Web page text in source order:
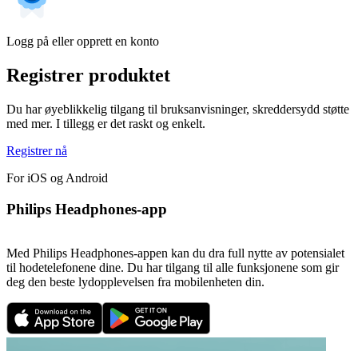
Logg på eller opprett en konto
Registrer produktet
Du har øyeblikkelig tilgang til bruksanvisninger, skreddersydd støtte
med mer. I tillegg er det raskt og enkelt.
Registrer nå
For iOS og Android
Philips Headphones-app
Med Philips Headphones-appen kan du dra full nytte av potensialet
til hodetelefonene dine. Du har tilgang til alle funksjonene som gir
deg den beste lydopplevelsen fra mobilenheten din.